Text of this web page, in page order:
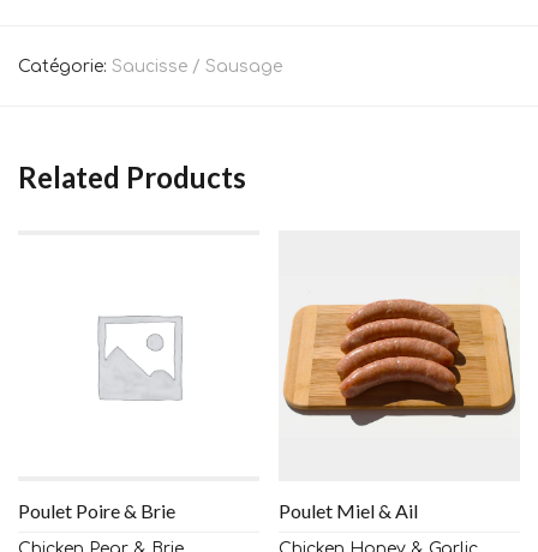
Catégorie: Saucisse / Sausage
Related Products
Poulet Poire & Brie Poulet Miel & Ail